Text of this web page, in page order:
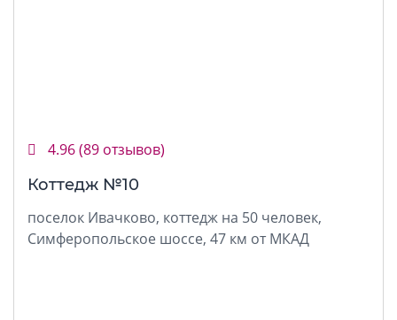
4.96(89 отзывов)
Коттедж №10
поселок Ивачково, коттедж на 50 человек,
Симферопольское шоссе, 47 км от МКАД